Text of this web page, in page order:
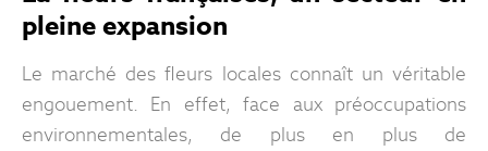
pleine expansion
Le marché des fleurs locales connaît un véritable
engouement. En effet, face aux préoccupations
environnementales, de plus en plus de